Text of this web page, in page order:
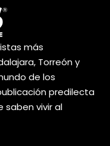
más
Torreón y
de los
predilecta
saben vivir al